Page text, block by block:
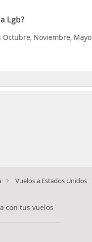
Lgb?
Octubre, Noviembre, Mayo
Vuelos a Estados Unidos
con tus vuelos